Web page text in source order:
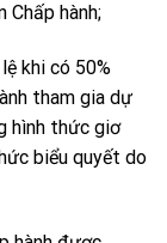
hành;
khi có 50%
tham gia dự
hình thức giơ
biểu quyết do